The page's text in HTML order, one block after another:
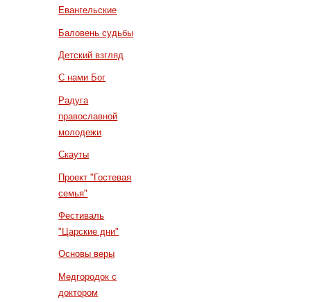
Евангельские
Баловень судьбы
Детский взгляд
С нами Бог
Радуга
православной
молодежи
Скауты
Проект "Гостевая
семья"
Фестиваль
"Царские дни"
Основы веры
Медгородок с
доктором